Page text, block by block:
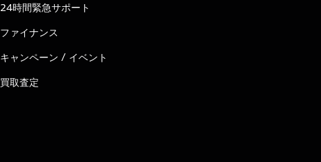
24時間緊急サポート
ファイナンス
キャンペーン / イベント
買取査定